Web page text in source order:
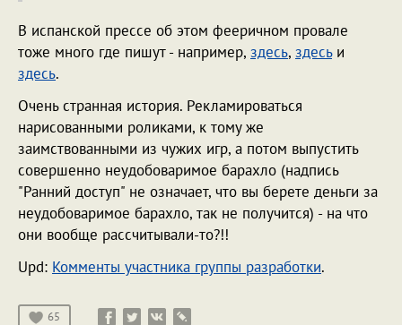
В испанской прессе об этом фееричном провале
тоже много где пишут - например, здесь, здесьи
здесь.
Очень странная история. Рекламироваться
нарисованными роликами, к тому же
заимствованными из чужих игр, а потом выпустить
совершенно неудобоваримое барахло (надпись
"Ранний доступ" не означает, что вы берете деньги за
неудобоваримое барахло, так не получится) - на что
они вообще рассчитывали-то?!!
Upd: Комменты участника группы разработки.
65